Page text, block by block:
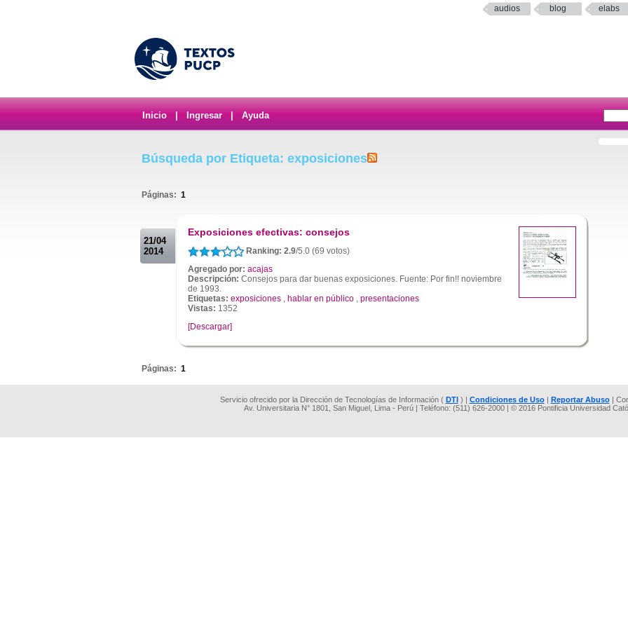
audios blog elabs
Inicio Ingresar Ayuda
Búsqueda por Etiqueta: exposiciones
Páginas: 1
21/04
2014
Exposiciones efectivas: consejos
Ranking: 2.9/5.0 (69 votos)
Agregado por: acajas
Descripción: Consejos para dar buenas exposiciones. Fuente: Por fin!! noviembre
de 1993.
Etiquetas: exposiciones , hablar en público , presentaciones
Vistas: 1352
[Descargar]
Páginas: 1
Servicio ofrecido por la Dirección de Tecnologías de Información ( DTI) | Condiciones de Uso| Reportar Abuso|
Av. Universitaria N° 1801, San Miguel, Lima - Perú | Teléfono: (511) 626-2000 | © 2016 Pontificia Universidad